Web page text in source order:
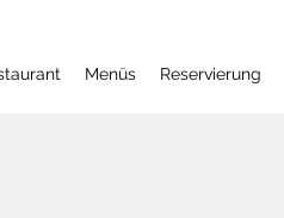
Menüs Reservierung